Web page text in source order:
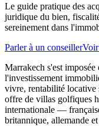
Le guide pratique des
juridique du bien,
sereinement dans
Parler à un conseiller
Marrakech s'est imposée
l'investissement
vivre, rentabilité locative
offre de villas golfiques
internationale —
britannique, allemande